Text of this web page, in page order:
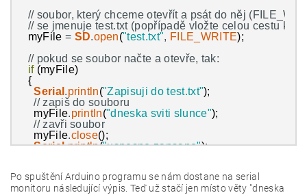
// soubor, který chceme otevřít a psát do něj
// se jmenuje test.txt (popřípadě vložte celou cestu k
myFile = SD.open("test.txt", FILE_WRITE);
// pokud se soubor načte a otevře, tak:
if (myFile)
{
Serial .println("Zapisuji do test.txt");
// zapiš do souboru
myFile.println("dneska sviti slunce");
// zavři soubor
myFile.close();
Serial.println("uspesne zapsano");
else
{
Po spuštění Arduino programu se nám dostane na serial
monitoru následující výpis. Teď už stačí jen místo věty "dneska